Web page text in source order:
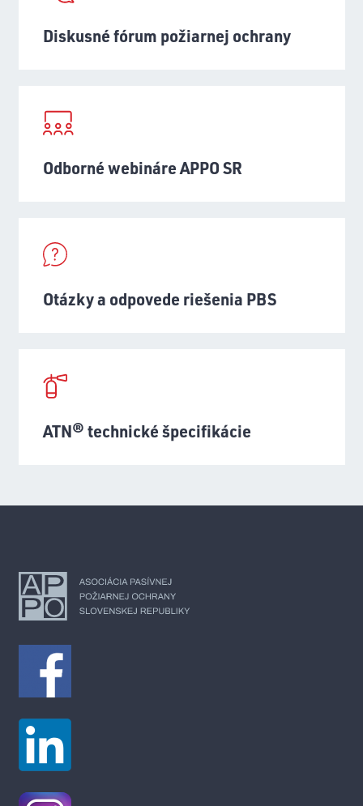
Diskusné fórum požiarnej ochrany
Odborné webináre APPO SR
Otázky a odpovede riešenia PBS
ATN® technické špecifikácie